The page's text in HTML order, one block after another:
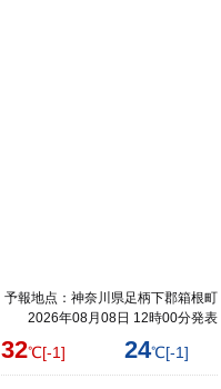
予報地点：神奈川県足柄下郡箱根町
2026年08月08日 12時00分発表
32℃[-1] 24℃[-1]